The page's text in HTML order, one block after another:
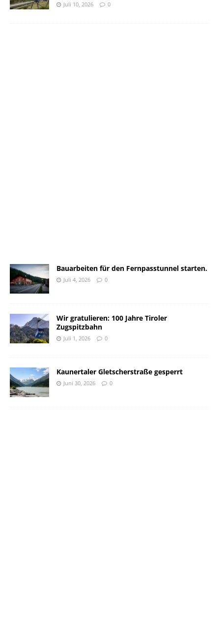
Juli 10, 2026 0
Bauarbeiten für den Fernpasstunnel starten.
Juli 4, 2026 0
Wir gratulieren: 100 Jahre Tiroler
Zugspitzbahn
Juli 1, 2026 0
Kaunertaler Gletscherstraße gesperrt
Juni 30, 2026 0